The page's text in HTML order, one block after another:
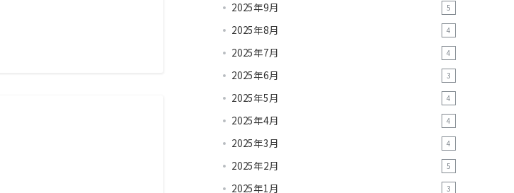
2025年9月 5
2025年8月 4
2025年7月 4
2025年6月 3
2025年5月 4
2025年4月 4
2025年3月 4
2025年2月 5
2025年1月 3